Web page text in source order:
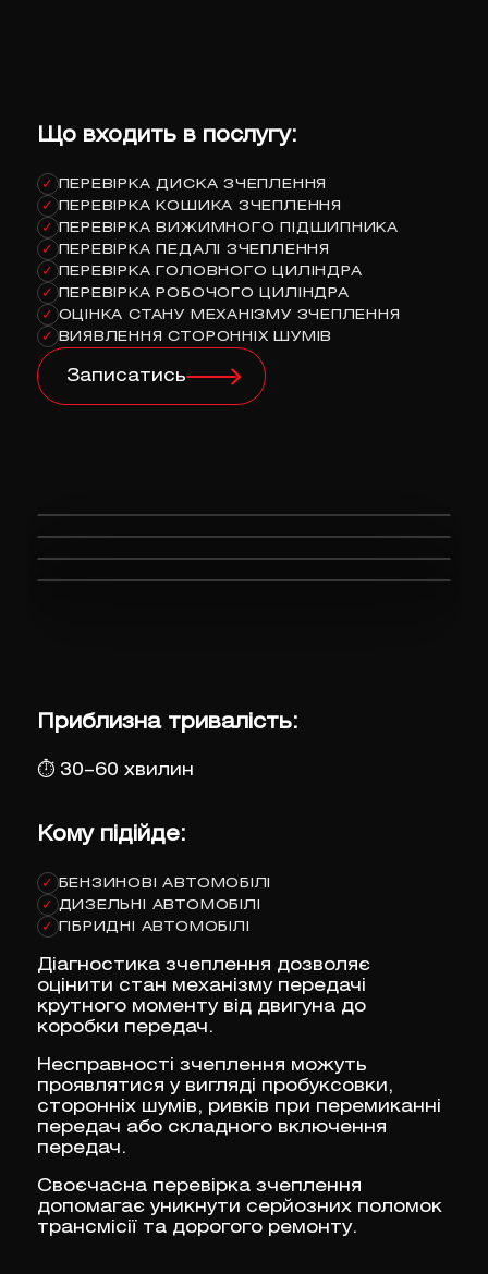
Що входить в послугу:
✓ ПЕРЕВІРКА ДИСКА ЗЧЕПЛЕННЯ
✓ ПЕРЕВІРКА КОШИКА ЗЧЕПЛЕННЯ
✓ ПЕРЕВІРКА ВИЖИМНОГО ПІДШИПНИКА
✓ ПЕРЕВІРКА ПЕДАЛІ ЗЧЕПЛЕННЯ
✓ ПЕРЕВІРКА ГОЛОВНОГО ЦИЛІНДРА
✓ ПЕРЕВІРКА РОБОЧОГО ЦИЛІНДРА
✓ ОЦІНКА СТАНУ МЕХАНІЗМУ ЗЧЕПЛЕННЯ
✓ ВИЯВЛЕННЯ СТОРОННІХ ШУМІВ
Записатись
Приблизна тривалість:
⏱ 30–60 хвилин
Кому підійде:
✓ БЕНЗИНОВІ АВТОМОБІЛІ
✓ ДИЗЕЛЬНІ АВТОМОБІЛІ
✓ ГІБРИДНІ АВТОМОБІЛІ
Діагностика зчеплення дозволяє
оцінити стан механізму передачі
крутного моменту від двигуна до
коробки передач.
Несправності зчеплення можуть
проявлятися у вигляді пробуксовки,
сторонніх шумів, ривків при перемиканні
передач або складного включення
передач.
Своєчасна перевірка зчеплення
допомагає уникнути серйозних поломок
трансмісії та дорогого ремонту.